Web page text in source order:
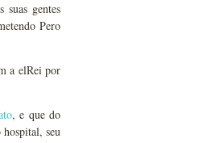
suas gentes
Pero
a elRei por
, e que do
seu